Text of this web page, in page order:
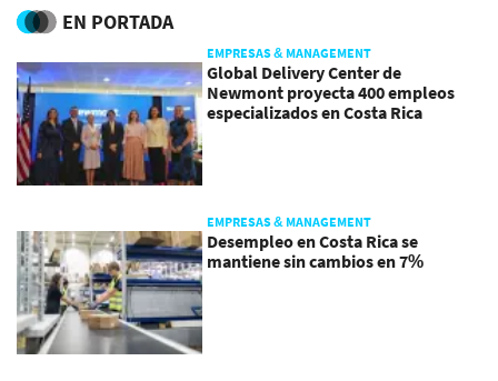
EN PORTADA
EMPRESAS & MANAGEMENT
Global Delivery Center de
Newmont proyecta 400 empleos
especializados en Costa Rica
EMPRESAS & MANAGEMENT
Desempleo en Costa Rica se
mantiene sin cambios en 7%